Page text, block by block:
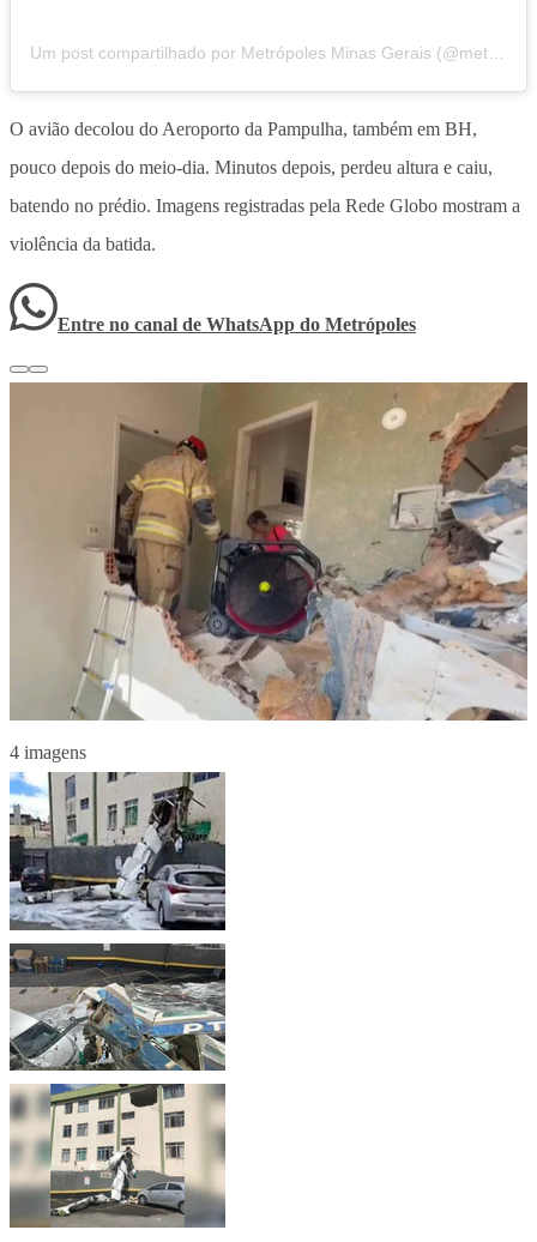
O avião decolou do Aeroporto da Pampulha, também em BH,
pouco depois do meio-dia. Minutos depois, perdeu altura e caiu,
batendo no prédio. Imagens registradas pela Rede Globo mostram a
violência da batida.
Entre no canal de WhatsApp do Metrópoles
4 imagens